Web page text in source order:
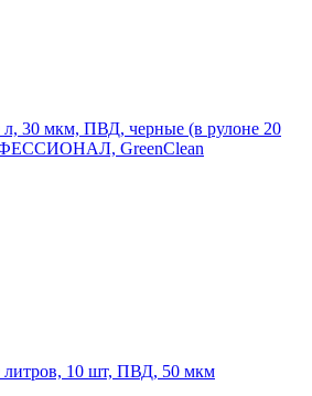
30 мкм, ПВД, черные (в рулоне 20
GreenClean
10 шт, ПВД, 50 мкм